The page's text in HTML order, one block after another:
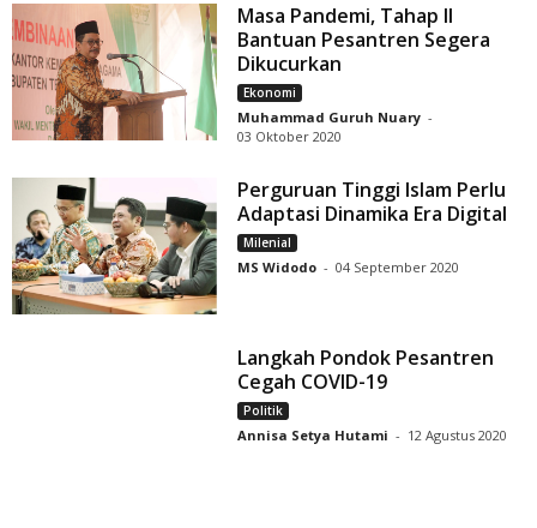
Masa Pandemi, Tahap II
Bantuan Pesantren Segera
Dikucurkan
Ekonomi
Muhammad Guruh Nuary -
03 Oktober 2020
Perguruan Tinggi Islam Perlu
Adaptasi Dinamika Era Digital
Milenial
MS Widodo - 04 September 2020
Langkah Pondok Pesantren
Cegah COVID-19
Politik
Annisa Setya Hutami - 12 Agustus 2020